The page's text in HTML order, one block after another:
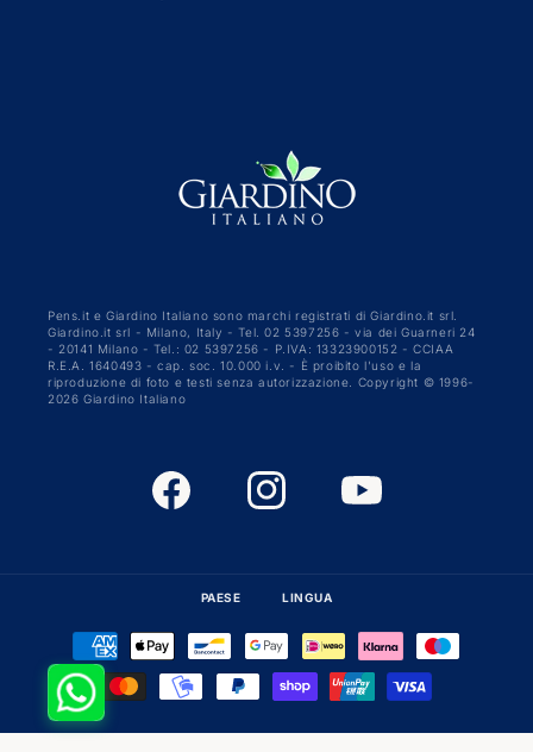
Pens.it e Giardino Italiano sono marchi registrati di Giardino.it srl.
Giardino.it srl - Milano, Italy - Tel. 02 5397256 - via dei Guarneri 24
- 20141 Milano - Tel.: 02 5397256 - P.IVA: 13323900152 - CCIAA
R.E.A. 1640493 - cap. soc. 10.000 i.v. - È proibito l'uso e la
riproduzione di foto e testi senza autorizzazione. Copyright © 1996-
2026 Giardino Italiano
Facebook Instagram YouTube
PAESE LINGUA
Metodi
di
pagamento